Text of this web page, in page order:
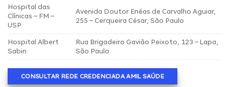
Hospital das
Clínicas – FM –
USP
Avenida Doutor Enéas de Carvalho Aguiar,
255 – Cerqueira César, São Paulo
Hospital Albert
Sabin
Rua Brigadeiro Gavião Peixoto, 123 – Lapa,
São Paulo
CONSULTAR REDE CREDENCIADA AMIL SAÚDE